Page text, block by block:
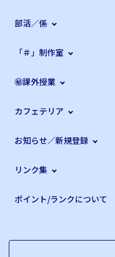
部活／係
「＃」制作室
㊙課外授業
カフェテリア
お知らせ／新規登録
リンク集
ポイント/ランクについて